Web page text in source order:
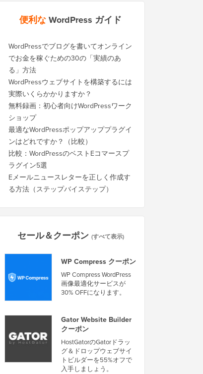
便利なWordPress ガイド
WordPressでブログを書いてオンライン
でお金を稼ぐための30の「実績のあ
る」方法
WordPressウェブサイトを構築するには
実際いくらかかりますか？
無料録画：初心者向けWordPressワーク
ショップ
最適なWordPressポップアッププラグイ
ンはどれですか？（比較）
比較：WordPressのベストEコマースプ
ラグイン5選
Eメールニュースレターを正しく作成す
る方法（ステップバイステップ）
セール＆クーポン (すべて表示)
WP Compress クーポン
WP Compress WordPress
画像最適化サービスが
30% OFFになります。
Gator Website Builder
クーポン
HostGatorのGatorドラッ
グ＆ドロップウェブサイ
トビルダーを55%オフで
入手しましょう。